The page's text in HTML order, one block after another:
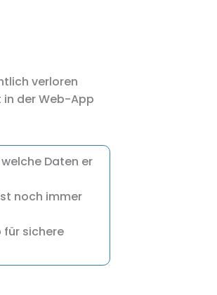
verloren
in der Web-App
Daten er
noch immer
sichere